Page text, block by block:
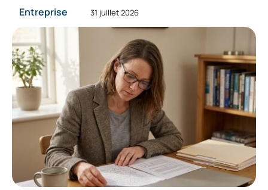
Entreprise 31 juillet 2026